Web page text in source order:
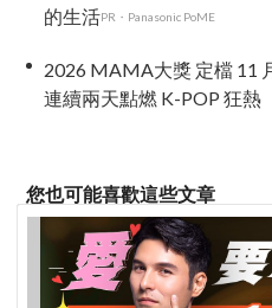
的生活PR・Panasonic PoME
2026 MAMA大獎 定檔 11
連續兩天點燃 K-POP 狂熱
您也可能喜歡這些文章